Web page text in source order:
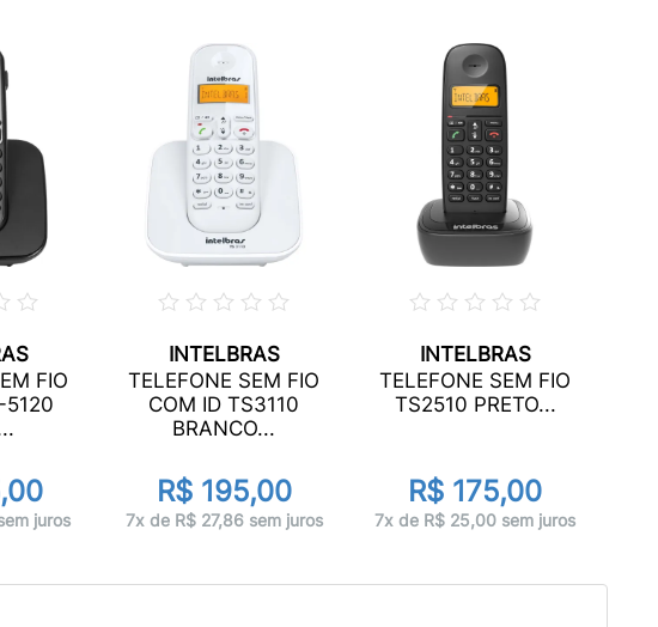
FIO
5120
juros
INTELBRAS
TELEFONE SEM FIO
COM ID TS3110
BRANCO...
R$ 195,00
7x de R$ 27,86 sem juros
INTELBRAS
TELEFONE SEM FIO
TS2510 PRETO...
R$ 175,00
7x de R$ 25,00 sem juros